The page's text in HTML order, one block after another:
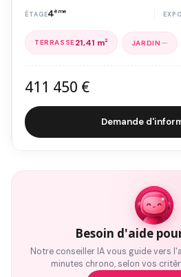
4ème
21,41 m2 —
411 450 €
Demande
Besoin d'aide
Notre conseiller IA vous guide vers
minutes chrono, selon vos